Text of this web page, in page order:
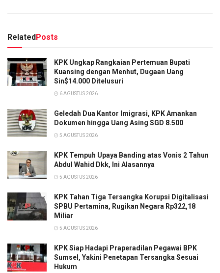
RelatedPosts
KPK Ungkap Rangkaian Pertemuan Bupati
Kuansing dengan Menhut, Dugaan Uang
Sin$14.000 Ditelusuri
6 AGUSTUS 2026
Geledah Dua Kantor Imigrasi, KPK Amankan
Dokumen hingga Uang Asing SGD 8.500
5 AGUSTUS 2026
KPK Tempuh Upaya Banding atas Vonis 2 Tahun
Abdul Wahid Dkk, Ini Alasannya
5 AGUSTUS 2026
KPK Tahan Tiga Tersangka Korupsi Digitalisasi
SPBU Pertamina, Rugikan Negara Rp322,18
Miliar
5 AGUSTUS 2026
KPK Siap Hadapi Praperadilan Pegawai BPK
Sumsel, Yakini Penetapan Tersangka Sesuai
Hukum